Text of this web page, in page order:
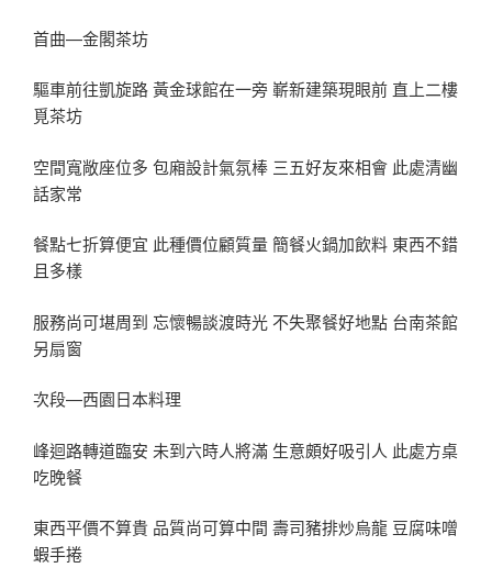
首曲—金閣茶坊
驅車前往凱旋路 黃金球館在一旁 嶄新建築現眼前 直上二樓
覓茶坊
空間寬敞座位多 包廂設計氣氛棒 三五好友來相會 此處清幽
話家常
餐點七折算便宜 此種價位顧質量 簡餐火鍋加飲料 東西不錯
且多樣
服務尚可堪周到 忘懷暢談渡時光 不失聚餐好地點 台南茶館
另扇窗
次段—西園日本料理
峰迴路轉道臨安 未到六時人將滿 生意頗好吸引人 此處方桌
吃晚餐
東西平價不算貴 品質尚可算中間 壽司豬排炒烏龍 豆腐味噌
蝦手捲